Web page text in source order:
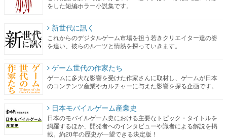
をした短編ホラー小説集です。
新世代に訊く
これからのデジタルゲーム市場を担う若きクリエイター達の姿
を追い、彼らのルーツと情熱を探っていきます。
ゲーム世代の作家たち
ゲームに多大な影響を受けた作家さんに取材し、ゲームが日本
のコンテンツ産業やカルチャーに与えた影響を探る企画です。
日本モバイルゲーム産業史
日本のモバイルゲーム史における主要なトピック・タイトルを
網羅するほか、開発者へのインタビューや識者による解説を掲
載。約20年の歴史が一望できる決定版！